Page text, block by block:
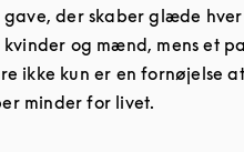
der skaber glæde
og mænd, mens et
ikke kun er en fornøjelse
minder for livet.